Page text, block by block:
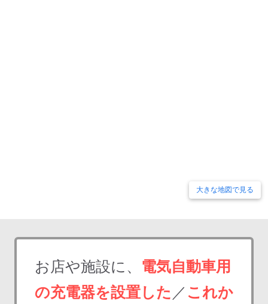
大きな地図で見る
お店や施設に、 電気自動車用
の充電器を設置した ／ これか